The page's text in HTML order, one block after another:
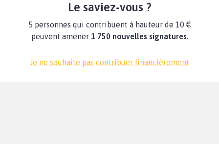
Le saviez-vous ?
5 personnes qui contribuent à hauteur de 10 €
peuvent amener 1 750 nouvelles signatures.
Je ne souhaite pas contribuer financièrement